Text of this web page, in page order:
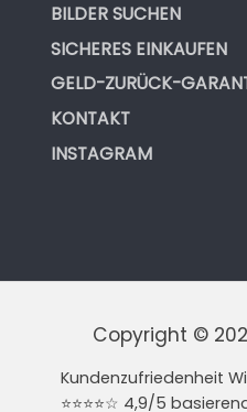
BILDER SUCHEN
SICHERES EINKAUFEN
GELD-ZURÜCK-
KONTAKT
INSTAGRAM
Copyright ©
Kundenzufriedenheit
⭐⭐⭐⭐☆ 4,9/5